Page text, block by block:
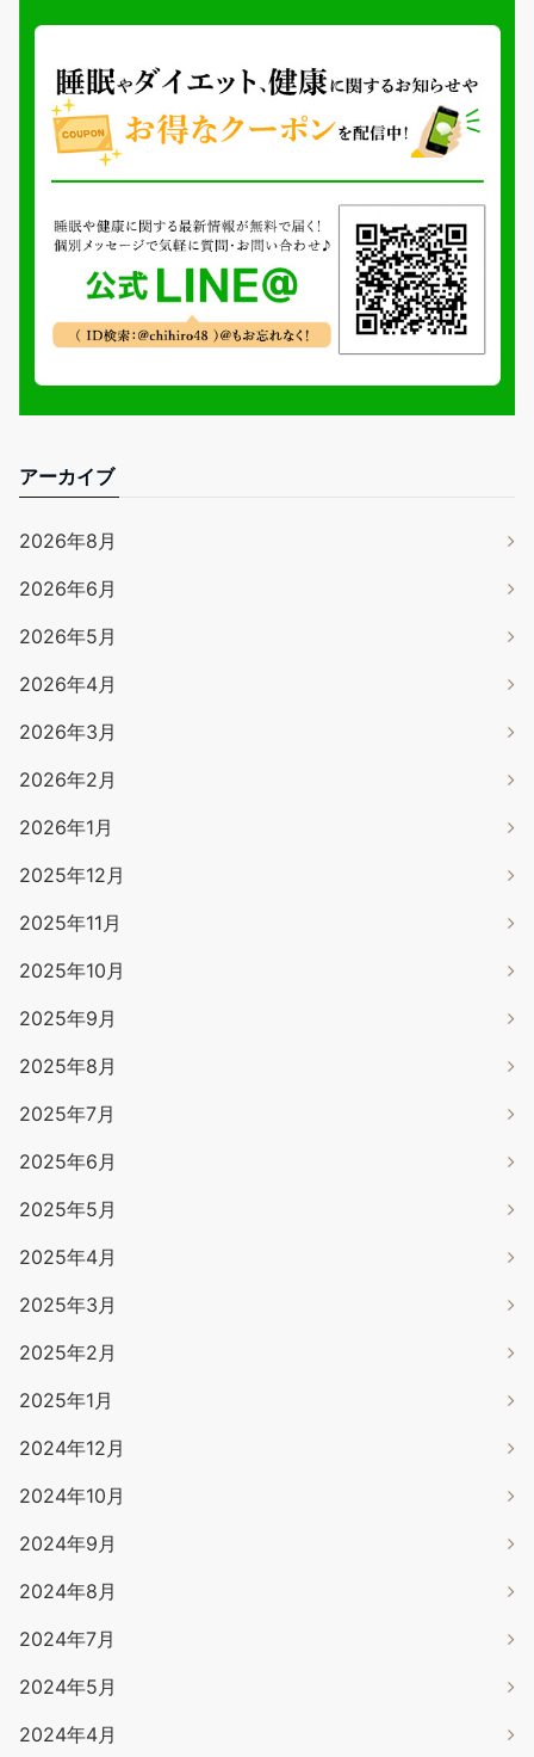
アーカイブ
2026年8月
2026年6月
2026年5月
2026年4月
2026年3月
2026年2月
2026年1月
2025年12月
2025年11月
2025年10月
2025年9月
2025年8月
2025年7月
2025年6月
2025年5月
2025年4月
2025年3月
2025年2月
2025年1月
2024年12月
2024年10月
2024年9月
2024年8月
2024年7月
2024年5月
2024年4月